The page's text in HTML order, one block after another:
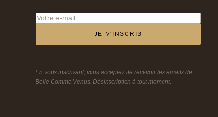
JE M'INSCRIS
En vous inscrivant, vous acceptez de recevoir les emails de
Belle Comme Venus. Désinscription à tout moment.